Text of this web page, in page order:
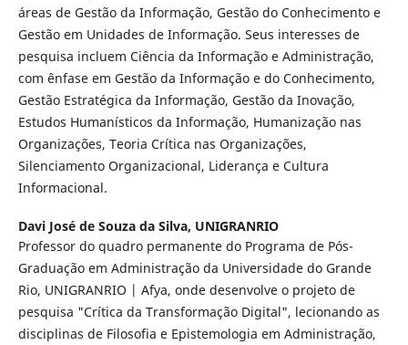
áreas de Gestão da Informação, Gestão do Conhecimento e
Gestão em Unidades de Informação. Seus interesses de
pesquisa incluem Ciência da Informação e Administração,
com ênfase em Gestão da Informação e do Conhecimento,
Gestão Estratégica da Informação, Gestão da Inovação,
Estudos Humanísticos da Informação, Humanização nas
Organizações, Teoria Crítica nas Organizações,
Silenciamento Organizacional, Liderança e Cultura
Informacional.
Davi José de Souza da Silva, UNIGRANRIO
Professor do quadro permanente do Programa de Pós-
Graduação em Administração da Universidade do Grande
Rio, UNIGRANRIO | Afya, onde desenvolve o projeto de
pesquisa "Crítica da Transformação Digital", lecionando as
disciplinas de Filosofia e Epistemologia em Administração,